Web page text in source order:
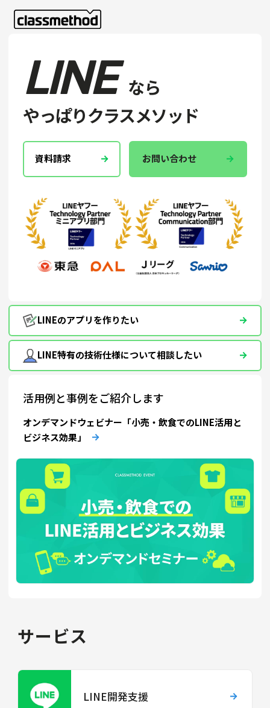
LINE なら
やっぱりクラスメソッド
資料請求 お問い合わせ
LINEのアプリを作りたい
LINE特有の技術仕様について相談したい
活用例と事例をご紹介します
オンデマンドウェビナー「小売・飲食でのLINE活用と
ビジネス効果」
サービス
LINE開発支援